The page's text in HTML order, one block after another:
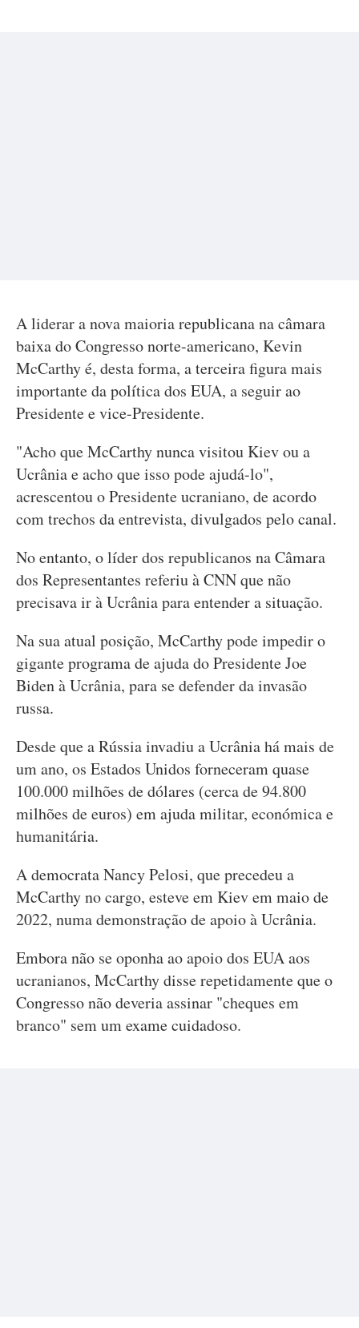
A liderar a nova maioria republicana na câmara
baixa do Congresso norte-americano, Kevin
McCarthy é, desta forma, a terceira figura mais
importante da política dos EUA, a seguir ao
Presidente e vice-Presidente.
"Acho que McCarthy nunca visitou Kiev ou a
Ucrânia e acho que isso pode ajudá-lo",
acrescentou o Presidente ucraniano, de acordo
com trechos da entrevista, divulgados pelo canal.
No entanto, o líder dos republicanos na Câmara
dos Representantes referiu à CNN que não
precisava ir à Ucrânia para entender a situação.
Na sua atual posição, McCarthy pode impedir o
gigante programa de ajuda do Presidente Joe
Biden à Ucrânia, para se defender da invasão
russa.
Desde que a Rússia invadiu a Ucrânia há mais de
um ano, os Estados Unidos forneceram quase
100.000 milhões de dólares (cerca de 94.800
milhões de euros) em ajuda militar, económica e
humanitária.
A democrata Nancy Pelosi, que precedeu a
McCarthy no cargo, esteve em Kiev em maio de
2022, numa demonstração de apoio à Ucrânia.
Embora não se oponha ao apoio dos EUA aos
ucranianos, McCarthy disse repetidamente que o
Congresso não deveria assinar "cheques em
branco" sem um exame cuidadoso.